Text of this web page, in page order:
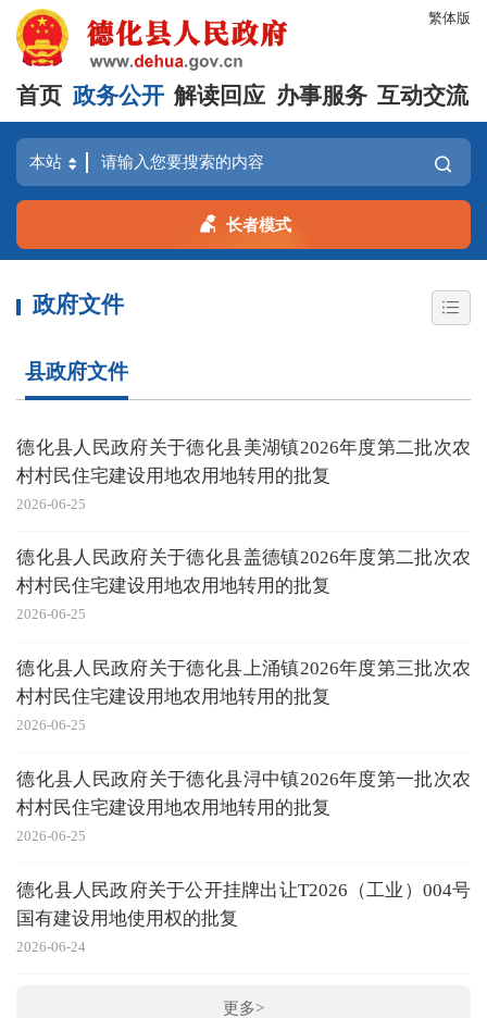
繁体版
首页 政务公开 解读回应 办事服务 互动交流
长者模式
政府文件
县政府文件
德化县人民政府关于德化县美湖镇2026年度第二批次农
村村民住宅建设用地农用地转用的批复
2026-06-25
德化县人民政府关于德化县盖德镇2026年度第二批次农
村村民住宅建设用地农用地转用的批复
2026-06-25
德化县人民政府关于德化县上涌镇2026年度第三批次农
村村民住宅建设用地农用地转用的批复
2026-06-25
德化县人民政府关于德化县浔中镇2026年度第一批次农
村村民住宅建设用地农用地转用的批复
2026-06-25
德化县人民政府关于公开挂牌出让T2026（工业）004号
国有建设用地使用权的批复
2026-06-24
更多>